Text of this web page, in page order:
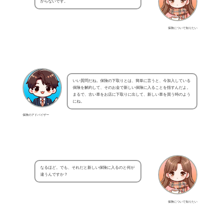
保険について知りたい
からないです。
保険のアドバイザー
いい質問だね。保険の下取りとは、簡単に言うと、今加入している
保険を解約して、そのお金で新しい保険に入ることを指すんだよ。
まるで、古い車をお店に下取りに出して、新しい車を買う時のよう
にね。
保険について知りたい
なるほど。でも、それだと新しい保険に入るのと何が
違うんですか？